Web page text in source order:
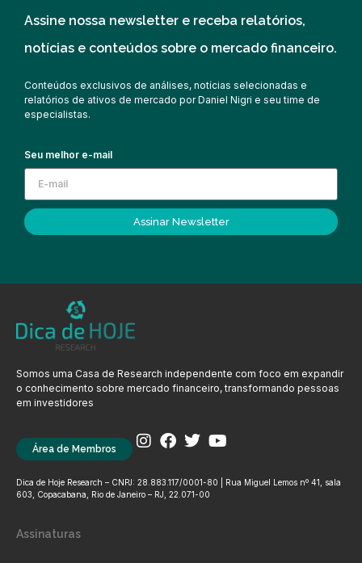
Assine nossa newsletter e receba relatórios,
notícias e conteúdos sobre o mercado financeiro.
Conteúdos exclusivos de análises, notícias selecionadas e
relatórios de ativos de mercado por Daniel Nigri e seu time de
especialistas.
Seu melhor e-mail
Assinar Newsletter
Somos uma Casa de Research independente com foco em expandir
o conhecimento sobre mercado financeiro, transformando pessoas
em investidores
Área de Membros
Dica de Hoje Research – CNPJ: 28.883.117/0001-80 | Rua Miguel Lemos nº 41, sala
603, Copacabana, Rio de Janeiro – RJ, 22.071-00
Assinaturas